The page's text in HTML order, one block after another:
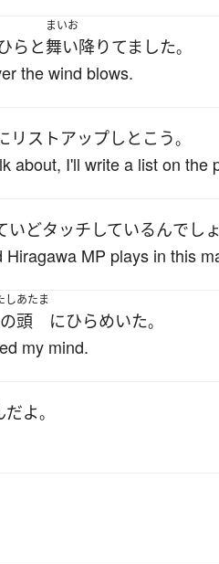
らと
まいお
舞い降りてました。
the wind blows.
リストアップし とこう。
about, I'll write a list on the
いどタッチ しているんでし
MP plays in this
しあたま
頭 にひらめいた。
my mind.
だよ。